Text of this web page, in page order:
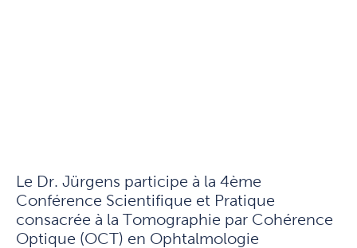
Le Dr. Jürgens participe à la 4ème
Conférence Scientifique et Pratique
consacrée à la Tomographie par Cohérence
Optique (OCT) en Ophtalmologie